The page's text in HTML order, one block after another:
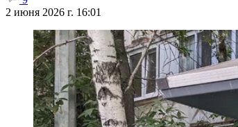
2 июня 2026 г. 16:01